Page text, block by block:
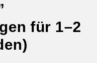
für 1–2